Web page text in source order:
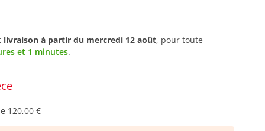
livraison à partir du mercredi 12 août, pour toute
et 1 minutes.
120,00 €